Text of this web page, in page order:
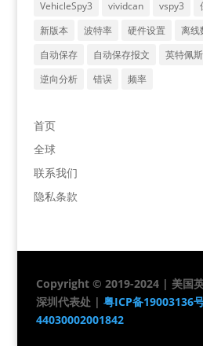
VehicleSpy3
vividcan vspy3
新版本
波特率 硬件设置 离线
自动保存
自动保存报文 英特佩斯
逆向分析
错误 频率
首页
全球
联系我们
隐私条款
Copyright © 2019-2024 | 美国英
深圳代表处 | 粤ICP备19003136
44030002001842